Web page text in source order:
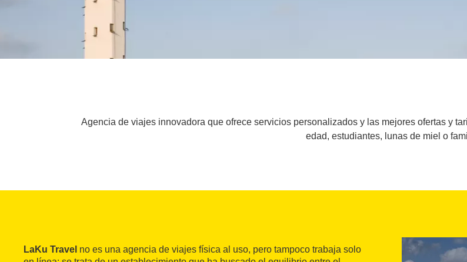
Agencia de viajes innovadora que ofrece servicios personalizados y las mejores ofertas y
edad, estudiantes, lunas de miel o
LaKu Travel no es una agencia de viajes física al uso, pero tampoco trabaja solo